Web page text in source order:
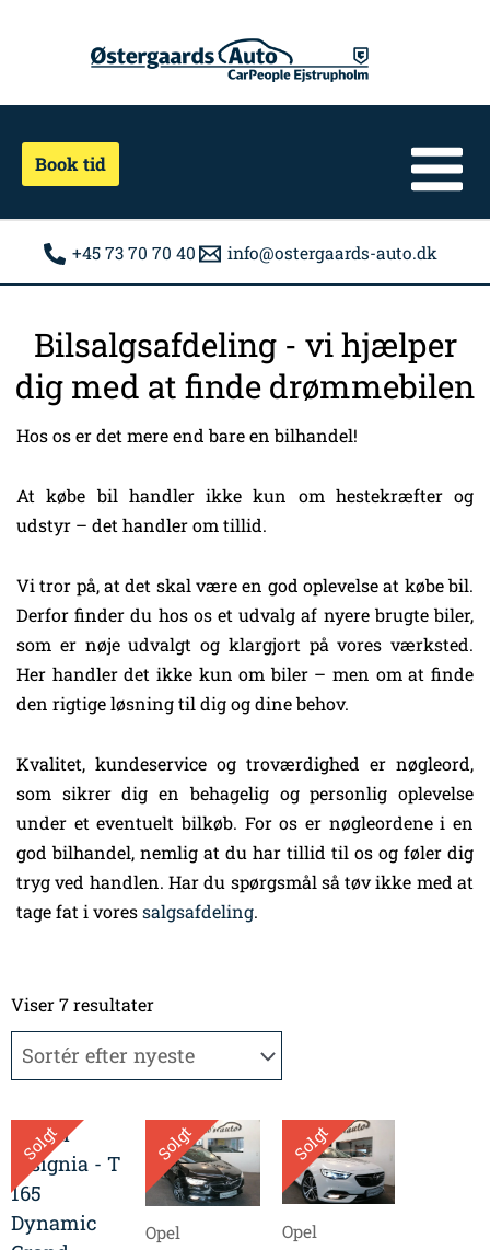
Book tid
+45 73 70 70 40 info@ostergaards-auto.dk
Bilsalgsafdeling - vi hjælper
dig med at finde drømmebilen
Hos os er det mere end bare en bilhandel!
At købe bil handler ikke kun om hestekræfter og
udstyr – det handler om tillid.
Vi tror på, at det skal være en god oplevelse at købe bil.
Derfor finder du hos os et udvalg af nyere brugte biler,
som er nøje udvalgt og klargjort på vores værksted.
Her handler det ikke kun om biler – men om at finde
den rigtige løsning til dig og dine behov.
Kvalitet, kundeservice og troværdighed er nøgleord,
som sikrer dig en behagelig og personlig oplevelse
under et eventuelt bilkøb. For os er nøgleordene i en
god bilhandel, nemlig at du har tillid til os og føler dig
tryg ved handlen. Har du spørgsmål så tøv ikke med at
tage fat i voressalgsafdeling.
Viser 7 resultaterefter
Solgt Solgt
Opel
Solgt
Opel